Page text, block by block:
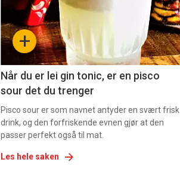
section
11
Dagens
rett
+
Når du er lei gin tonic, er en pisco
sour det du trenger
Pisco sour er som navnet antyder en svært frisk
drink, og den forfriskende evnen gjør at den
passer perfekt også til mat.
Les hele saken